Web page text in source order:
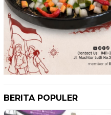
BERITA POPULER